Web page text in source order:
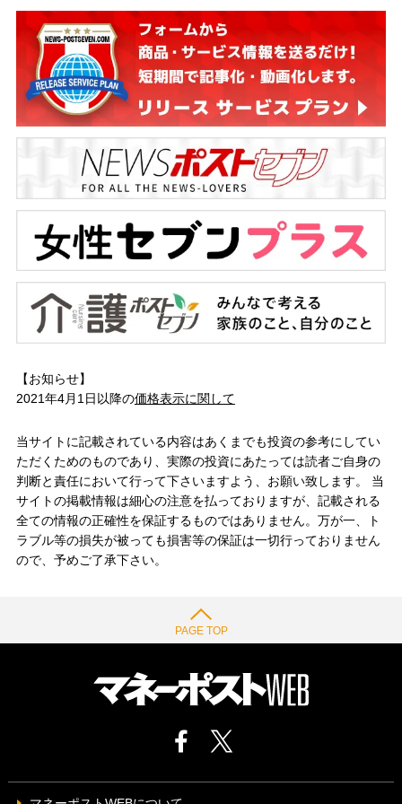
【お知らせ】
2021年4月1日以降の価格表示に関して
当サイトに記載されている内容はあくまでも投資の参考にしてい
ただくためのものであり、実際の投資にあたっては読者ご自身の
判断と責任において行って下さいますよう、お願い致します。 当
サイトの掲載情報は細心の注意を払っておりますが、記載される
全ての情報の正確性を保証するものではありません。万が一、ト
ラブル等の損失が被っても損害等の保証は一切行っておりません
ので、予めご了承下さい。
PAGE TOP